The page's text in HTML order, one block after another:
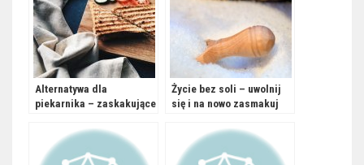
Alternatywa dla
piekarnika – zaskakujące
Życie bez soli – uwolnij
się i na nowo zasmakuj